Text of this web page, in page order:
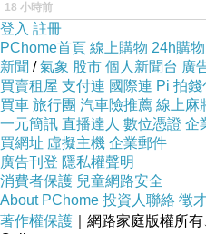
18 小時前
登入 註冊
PChome首頁 線上購物 24h購物
新聞 /氣象 股市 個人新聞台 廣
買賣租屋 支付連 國際連 Pi 拍錢
買車 旅行團 汽車險推薦 線上麻
一元簡訊 直播達人 數位憑證 企
買網址 虛擬主機 企業郵件
廣告刊登 隱私權聲明
消費者保護 兒童網路安全
About PChome 投資人聯絡 徵
著作權保護 ｜網路家庭版權所